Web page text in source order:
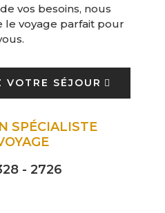
vos besoins, nous
le voyage parfait pour
VOTRE SÉJOUR
SPÉCIALISTE
- 2726